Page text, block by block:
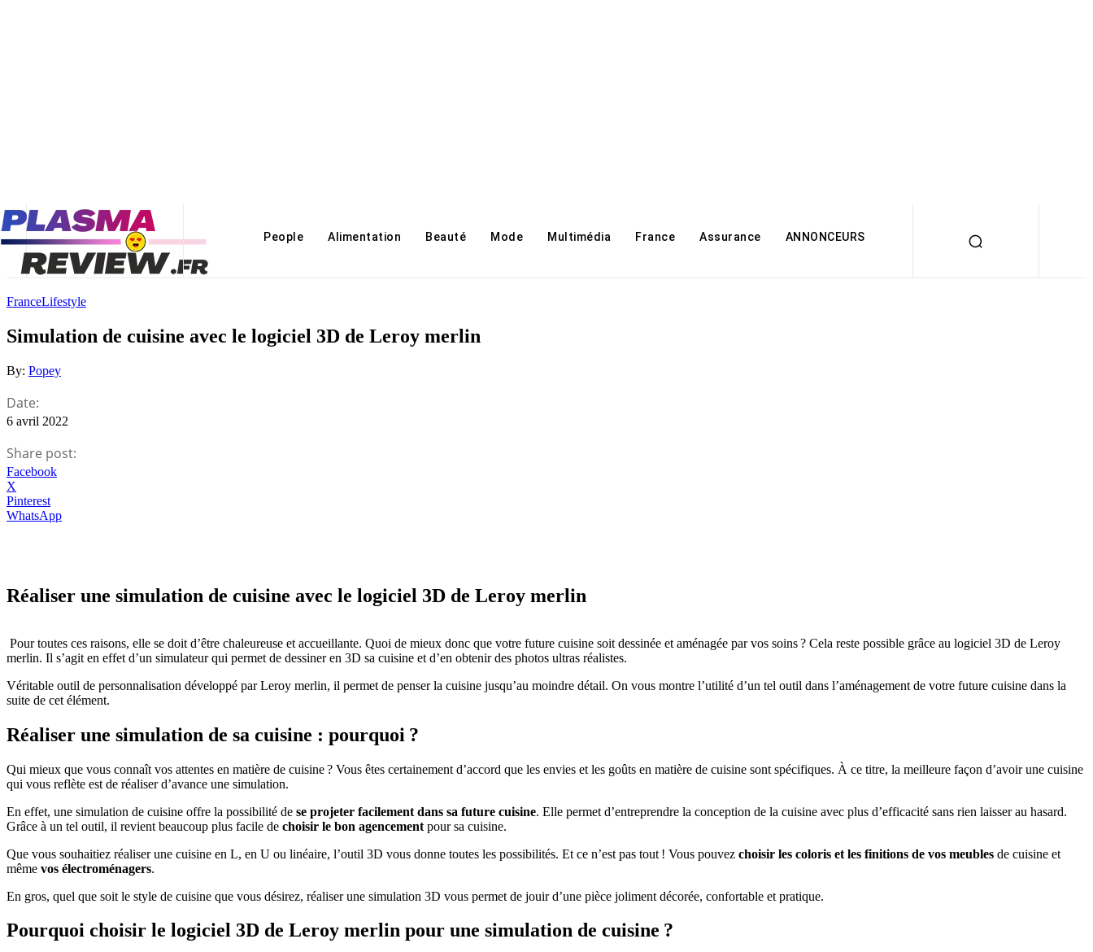
People Alimentation Beauté Mode Multimédia France Assurance ANNONCEURS
FranceLifestyle
Simulation de cuisine avec le logiciel 3D de Leroy merlin
By: Popey
Date:
6 avril 2022
Share post:
Facebook
X
Pinterest
WhatsApp
Réaliser une simulation de cuisine avec le logiciel 3D de Leroy merlin
Pour toutes ces raisons, elle se doit d’être chaleureuse et accueillante. Quoi de mieux donc que votre future cuisine soit dessinée et aménagée par vos soins ? Cela reste possible grâce au logiciel 3D de Leroy
merlin. Il s’agit en effet d’un simulateur qui permet de dessiner en 3D sa cuisine et d’en obtenir des photos ultras réalistes.
Véritable outil de personnalisation développé par Leroy merlin, il permet de penser la cuisine jusqu’au moindre détail. On vous montre l’utilité d’un tel outil dans l’aménagement de votre future cuisine dans la
suite de cet élément.
Réaliser une simulation de sa cuisine : pourquoi ?
Qui mieux que vous connaît vos attentes en matière de cuisine ? Vous êtes certainement d’accord que les envies et les goûts en matière de cuisine sont spécifiques. À ce titre, la meilleure façon d’avoir une cuisine
qui vous reflète est de réaliser d’avance une simulation.
En effet, une simulation de cuisine offre la possibilité de se projeter facilement dans sa future cuisine. Elle permet d’entreprendre la conception de la cuisine avec plus d’efficacité sans rien laisser au hasard.
Grâce à un tel outil, il revient beaucoup plus facile de choisir le bon agencement pour sa cuisine.
Que vous souhaitiez réaliser une cuisine en L, en U ou linéaire, l’outil 3D vous donne toutes les possibilités. Et ce n’est pas tout ! Vous pouvez choisir les coloris et les finitions de vos meubles de cuisine et
même vos électroménagers.
En gros, quel que soit le style de cuisine que vous désirez, réaliser une simulation 3D vous permet de jouir d’une pièce joliment décorée, confortable et pratique.
Pourquoi choisir le logiciel 3D de Leroy merlin pour une simulation de cuisine ?